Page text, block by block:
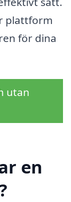
plattform
för dina
utan
en